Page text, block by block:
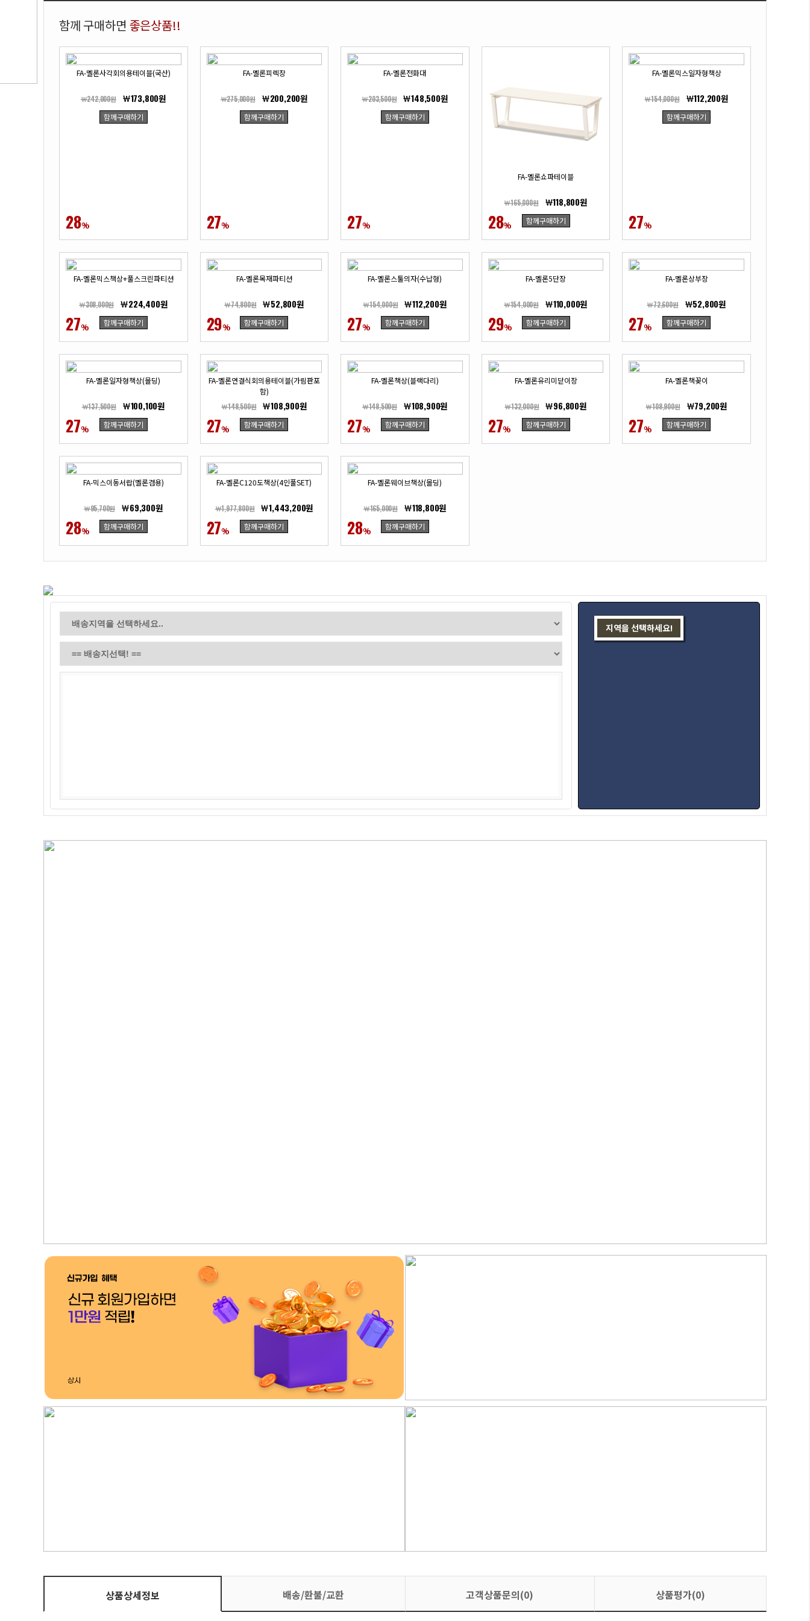
함께 구매하면 좋은상품!!
28%
FA-멜론사각회의용테이블(국산)
￦242,000원 ￦173,800원
함께구매하기
27%
FA-멜론피렉장
￦275,000원 ￦200,200원
함께구매하기
27%
FA-멜론전화대
￦203,500원 ￦148,500원
함께구매하기
28%
FA-멜론쇼파테이블
￦165,000원 ￦118,800원
함께구매하기 27%
FA-멜론믹스일자형책상
￦154,000원 ￦112,200원
함께구매하기
27%
FA-멜론믹스책상+풀스크린파티션
￦308,000원 ￦224,400원
함께구매하기 29%
FA-멜론목재파티션
￦74,800원 ￦52,800원
함께구매하기 27%
FA-멜론스툴의자(수납형)
￦154,000원 ￦112,200원
함께구매하기 29%
FA-멜론5단장
￦154,000원 ￦110,000원
함께구매하기 27%
FA-멜론상부장
￦72,600원 ￦52,800원
함께구매하기
27%
FA-멜론일자형책상(몰딩)
￦137,500원 ￦100,100원
함께구매하기 27%
FA-멜론연결식회의용테이블(가림판포
함)
￦148,500원 ￦108,900원
함께구매하기 27%
FA-멜론책상(블랙다리)
￦148,500원 ￦108,900원
함께구매하기 27%
FA-멜론유리미닫이장
￦132,000원 ￦96,800원
함께구매하기 27%
FA-멜론책꽂이
￦108,900원 ￦79,200원
함께구매하기
28%
FA-믹스이동서랍(멜론겸용)
￦95,700원 ￦69,300원
함께구매하기 27%
FA-멜론C120도책상(4인풀SET)
￦1,977,800원 ￦1,443,200원
함께구매하기 28%
FA-멜론웨이브책상(몰딩)
￦165,000원 ￦118,800원
함께구매하기
지역을 선택하세요!
상품상세정보 배송/환불/교환 고객상품문의(0) 상품평가(0)